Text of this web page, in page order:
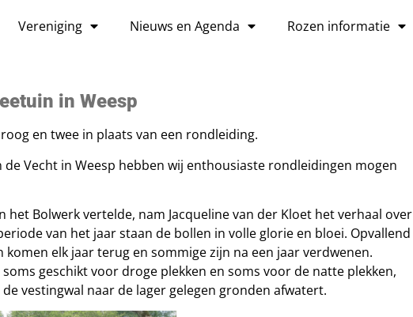
Vereniging Nieuws en Agenda Rozen informatie
in Weesp
en twee in plaats van een rondleiding.
Vecht in Weesp hebben wij enthousiaste rondleidingen mogen
Bolwerk vertelde, nam Jacqueline van der Kloet het verhaal over
van het jaar staan de bollen in volle glorie en bloei. Opvallend
elk jaar terug en sommige zijn na een jaar verdwenen.
geschikt voor droge plekken en soms voor de natte plekken,
vestingwal naar de lager gelegen gronden afwatert.